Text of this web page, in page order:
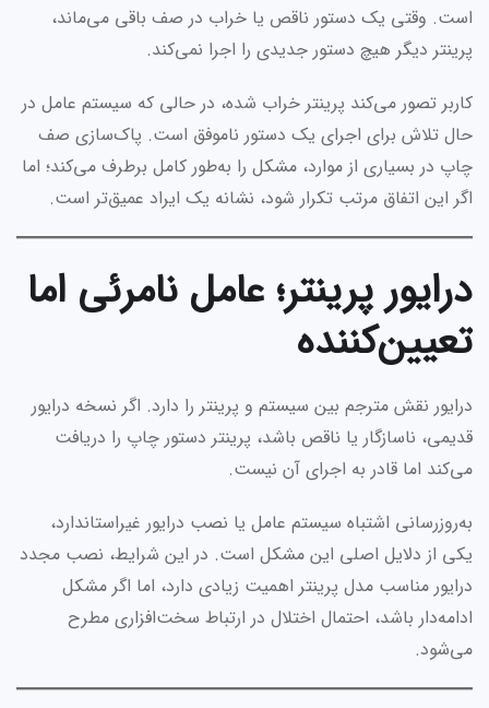
است. وقتی یک دستور ناقص یا خراب در صف باقی می‌ماند،
پرینتر دیگر هیچ دستور جدیدی را اجرا نمی‌کند.
کاربر تصور می‌کند پرینتر خراب شده، در حالی که سیستم عامل در
حال تلاش برای اجرای یک دستور ناموفق است. پاک‌سازی صف
چاپ در بسیاری از موارد، مشکل را به‌طور کامل برطرف می‌کند؛ اما
اگر این اتفاق مرتب تکرار شود، نشانه یک ایراد عمیق‌تر است.
درایور پرینتر؛ عامل نامرئی اما
تعیین‌کننده
درایور نقش مترجم بین سیستم و پرینتر را دارد. اگر نسخه درایور
قدیمی، ناسازگار یا ناقص باشد، پرینتر دستور چاپ را دریافت
می‌کند اما قادر به اجرای آن نیست.
به‌روزرسانی اشتباه سیستم عامل یا نصب درایور غیراستاندارد،
یکی از دلایل اصلی این مشکل است. در این شرایط، نصب مجدد
درایور مناسب مدل پرینتر اهمیت زیادی دارد، اما اگر مشکل
ادامه‌دار باشد، احتمال اختلال در ارتباط سخت‌افزاری مطرح
می‌شود.